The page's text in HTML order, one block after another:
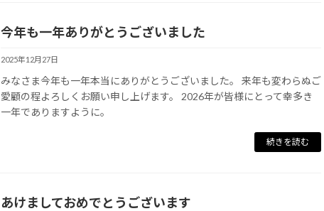
今年も一年ありがとうございました
2025年12月27日
みなさま今年も一年本当にありがとうございました。 来年も変わらぬご
愛顧の程よろしくお願い申し上げます。 2026年が皆様にとって幸多き
一年でありますように。
続きを読む
あけましておめでとうございます